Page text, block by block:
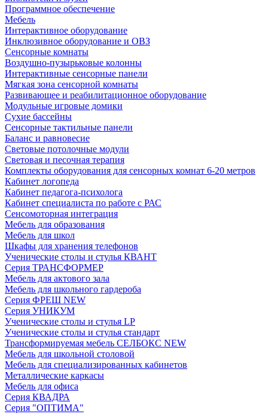
Программное обеспечение
Мебель
Интерактивное оборудование
Инклюзивное оборудование и ОВЗ
Cенсорные комнаты
Воздушно-пузырьковые колонны
Интерактивные сенсорные панели
Мягкая зона сенсорной комнаты
Развивающее и реабилитационное оборудование
Модульные игровые домики
Сухие бассейны
Сенсорные тактильные панели
Баланс и равновесие
Световые потолочные модули
Световая и песочная терапия
Комплекты оборудования для сенсорных комнат 6-20 метров
Кабинет логопеда
Кабинет педагога-психолога
Кабинет специалиста по работе с РАС
Сенсомоторная интеграция
Мебель для образования
Мебель для школ
Шкафы для хранения телефонов
Ученические столы и стулья КВАНТ
Серия ТРАНСФОРМЕР
Мебель для актового зала
Мебель для школьного гардероба
Серия ФРЕШ NEW
Серия УНИКУМ
Ученические столы и стулья LP
Ученические столы и стулья стандарт
Трансформируемая мебель СЕЛБОКС NEW
Мебель для школьной столовой
Мебель для специализированных кабинетов
Металлические каркасы
Мебель для офиса
Серия КВАДРА
Серия "ОПТИМА"